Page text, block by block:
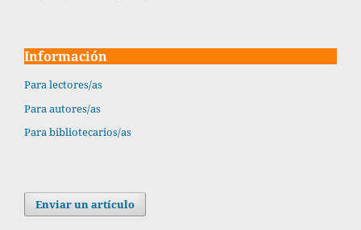
Información
Para lectores/as
Para autores/as
Para bibliotecarios/as
Enviar un artículo